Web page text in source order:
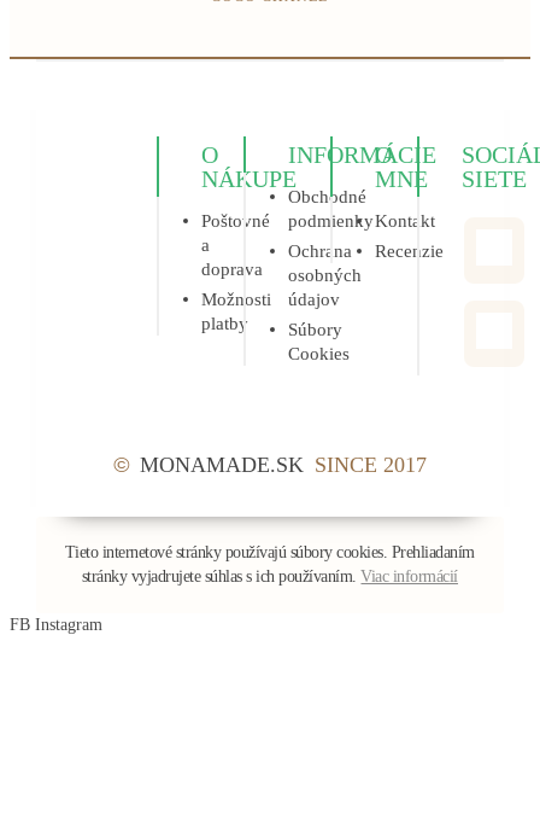
O
NÁKUPE
Poštovné
a
doprava
Možnosti
platby
INFORMÁCIE
Obchodné
podmienky
Ochrana
osobných
údajov
Súbory
Cookies
O
MNE
Kontakt
Recenzie
SIETE
© MONAMADE.SK SINCE 2017
Tieto internetové stránky používajú súbory cookies. Prehliadaním
stránky vyjadrujete súhlas s ich používaním.Viac informácií
FB Instagram